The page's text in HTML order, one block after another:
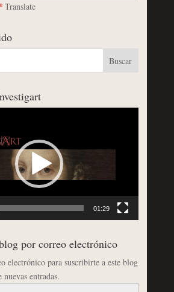
Translate
01:29
por correo electrónico
electrónico para suscribirte a este blog
entradas.